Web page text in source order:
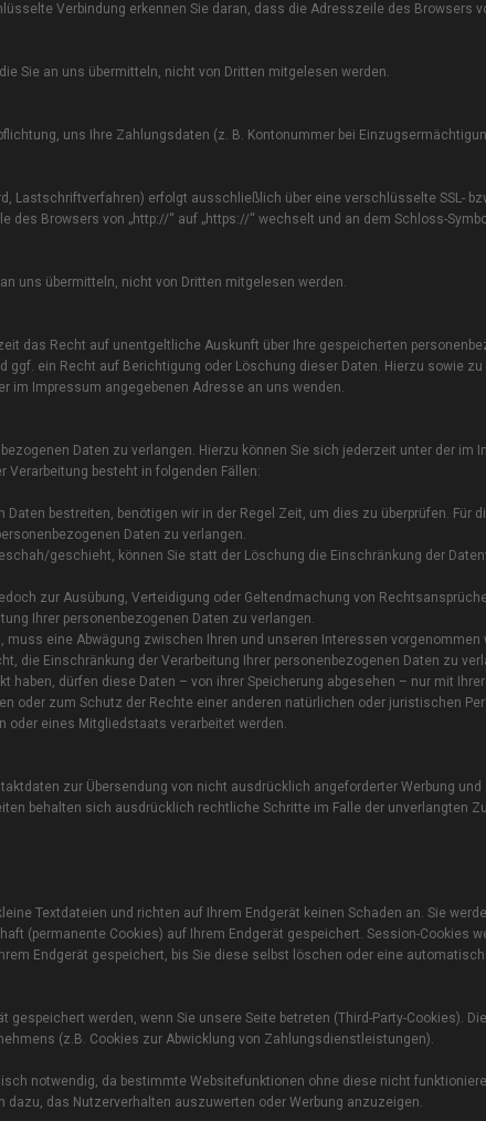
Verbindung erkennen Sie daran, dass die Adresszeile des Browsers
Sie an uns übermitteln, nicht von Dritten mitgelesen werden.
uns Ihre Zahlungsdaten (z. B. Kontonummer bei
Lastschriftverfahren) erfolgt ausschließlich über eine verschlüsselte SSL-
Browsers von „http://“ auf „https://“ wechselt und an dem Schloss-
uns übermitteln, nicht von Dritten mitgelesen werden.
das Recht auf unentgeltliche Auskunft über Ihre gespeicherten
ggf. ein Recht auf Berichtigung oder Löschung dieser Daten. Hierzu sowie zu
im Impressum angegebenen Adresse an uns wenden.
Daten zu verlangen. Hierzu können Sie sich jederzeit unter der im
Verarbeitung besteht in folgenden Fällen:
bestreiten, benötigen wir in der Regel Zeit, um dies zu überprüfen. Für
Daten zu verlangen.
geschieht, können Sie statt der Löschung die Einschränkung der
zur Ausübung, Verteidigung oder Geltendmachung von
Ihrer personenbezogenen Daten zu verlangen.
muss eine Abwägung zwischen Ihren und unseren Interessen vorgenommen
die Einschränkung der Verarbeitung Ihrer personenbezogenen Daten zu
haben, dürfen diese Daten – von ihrer Speicherung abgesehen – nur mit
oder zum Schutz der Rechte einer anderen natürlichen oder juristischen
oder eines Mitgliedstaats verarbeitet werden.
zur Übersendung von nicht ausdrücklich angeforderter Werbung und
behalten sich ausdrücklich rechtliche Schritte im Falle der unverlangten
Textdateien und richten auf Ihrem Endgerät keinen Schaden an. Sie
(permanente Cookies) auf Ihrem Endgerät gespeichert. Session-Cookies
Endgerät gespeichert, bis Sie diese selbst löschen oder eine
werden, wenn Sie unsere Seite betreten (Third-Party-Cookies).
(z.B. Cookies zur Abwicklung von Zahlungsdienstleistungen).
notwendig, da bestimmte Websitefunktionen ohne diese nicht
das Nutzerverhalten auszuwerten oder Werbung anzuzeigen.